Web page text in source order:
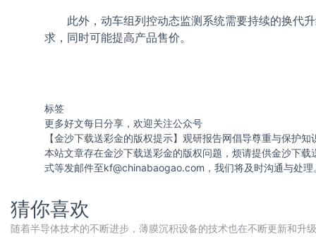
此外，动车组列控动态监测系统需要持续的换代升
求，同时可能提高产品售价。
标签
更多好文每日分享，欢迎关注公众号
【金沙下载送彩金的版权提示】观研报告网倡导尊重与保护
本站文章存在金沙下载送彩金的版权问题，烦请提供金沙下
式等发邮件至kf@chinabaogao.com ，我们将及时沟通与处理
猜你喜欢
随着半导体技术的不断进步，薄膜沉积设备的技术也在不断更新和